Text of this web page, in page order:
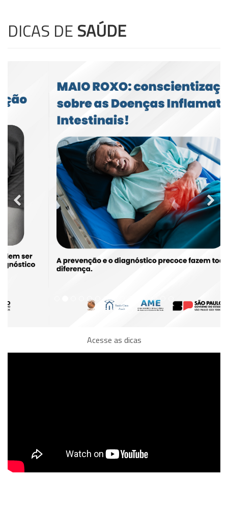
DICAS DE SAÚDE
Acesse as dicas